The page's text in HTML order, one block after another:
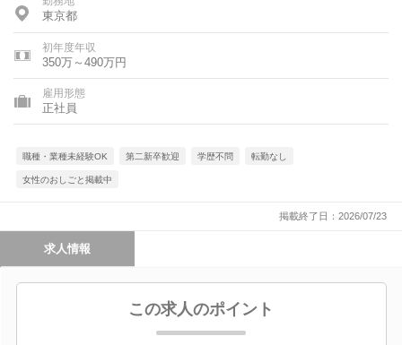
東京都
初年度年収
350万～490万円
雇用形態
正社員
職種・業種未経験OK 第二新卒歓迎 学歴不問 転勤なし
女性のおしごと掲載中
掲載終了日：2026/07/23
求人情報
この求人のポイント